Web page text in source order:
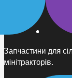
Запчастини для
мінітракторів.